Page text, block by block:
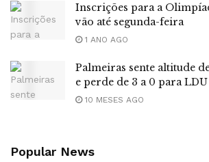
Inscrições para a
vão até segunda-feira
1 ANO AGO
Palmeiras sente altitude
e perde de 3 a 0 para LDU
10 MESES AGO
Popular News